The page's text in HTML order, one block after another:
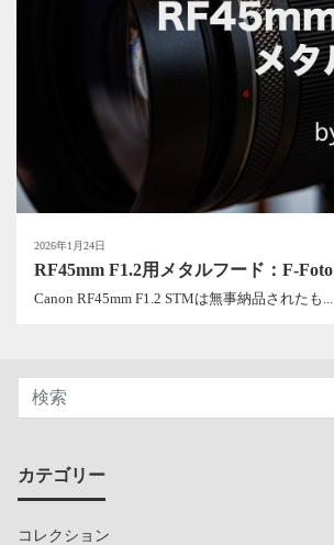
2026年1月24日
RF45mm F1.2用メタルフード：F-Foto
Canon RF45mm F1.2 STMは無事納品されたも...
カテゴリー
コレクション